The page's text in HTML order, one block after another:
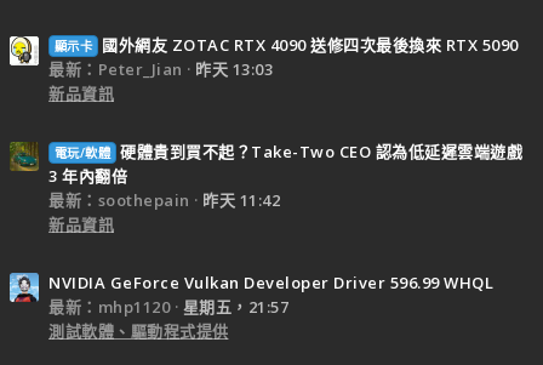
顯示卡
國外網友 ZOTAC RTX 4090 送修四次最後換來 RTX 5090
最新：Peter_Jian
昨天 13:03
新品資訊
電玩/軟體 硬體貴到買不起？Take-Two CEO 認為低延遲雲端遊戲
3 年內翻倍
最新：soothepain
昨天 11:42
新品資訊
NVIDIA GeForce Vulkan Developer Driver 596.99 WHQL
最新：mhp1120
星期五，21:57
測試軟體、驅動程式提供